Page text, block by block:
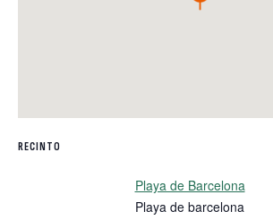
RECINTO
Playa de Barcelona
Playa de barcelona